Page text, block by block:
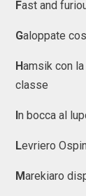
Fast and
Galoppate
Hamsik con
classe
In bocca al
Levriero
Marekiaro